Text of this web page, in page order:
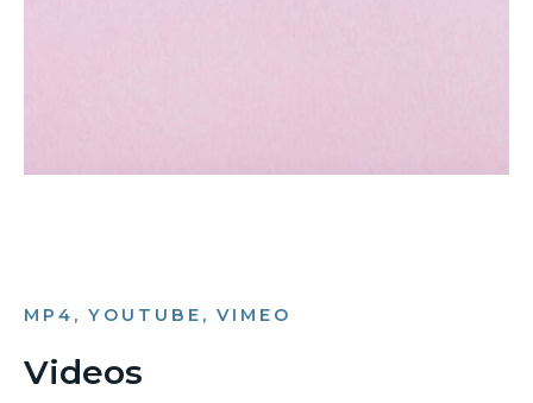
MP4, YOUTUBE, VIMEO
Videos